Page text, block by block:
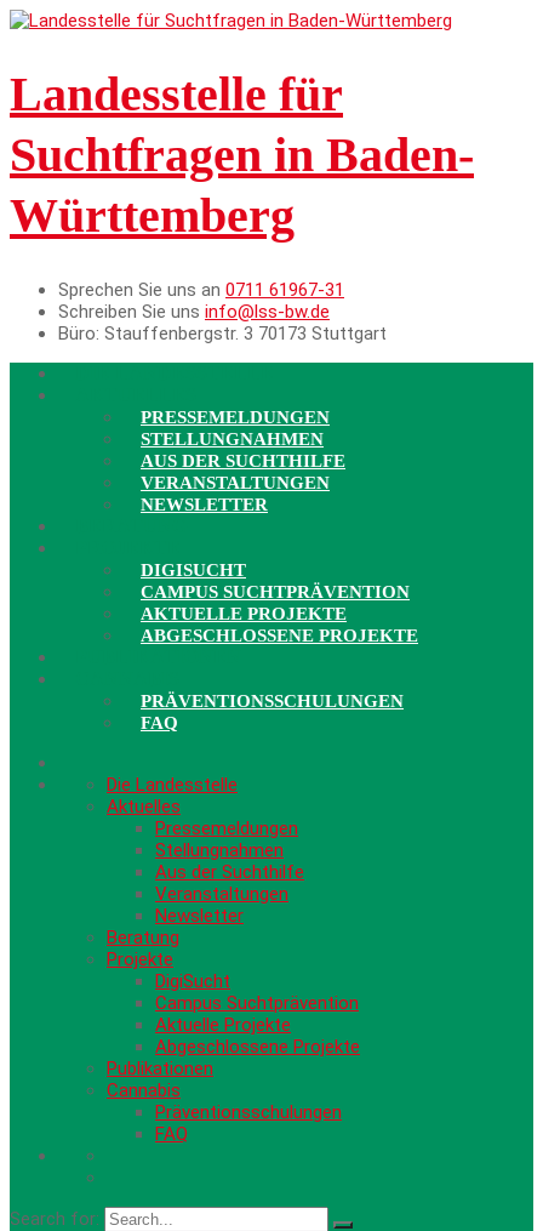
Landesstelle für
Suchtfragen in Baden-
Württemberg
Sprechen Sie uns an 0711 61967-31
Schreiben Sie uns info@lss-bw.de
Büro: Stauffenbergstr. 3 70173 Stuttgart
PRESSEMELDUNGEN
STELLUNGNAHMEN
AUS DER SUCHTHILFE
VERANSTALTUNGEN
NEWSLETTER
DIGISUCHT
CAMPUS SUCHTPRÄVENTION
AKTUELLE PROJEKTE
ABGESCHLOSSENE PROJEKTE
PRÄVENTIONSSCHULUNGEN
FAQ
Die Landesstelle
Aktuelles
Pressemeldungen
Stellungnahmen
Aus der Suchthilfe
Veranstaltungen
Newsletter
Beratung
Projekte
DigiSucht
Campus Suchtprävention
Aktuelle Projekte
Abgeschlossene Projekte
Publikationen
Cannabis
Präventionsschulungen
FAQ
Search for: